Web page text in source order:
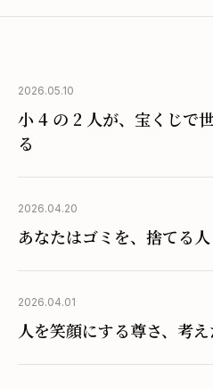
2026.05.10
小 4 の 2 人が、宝くじで
る
2026.04.20
あなたはゴミを、捨てる
2026.04.01
人を笑顔にする尊さ、考